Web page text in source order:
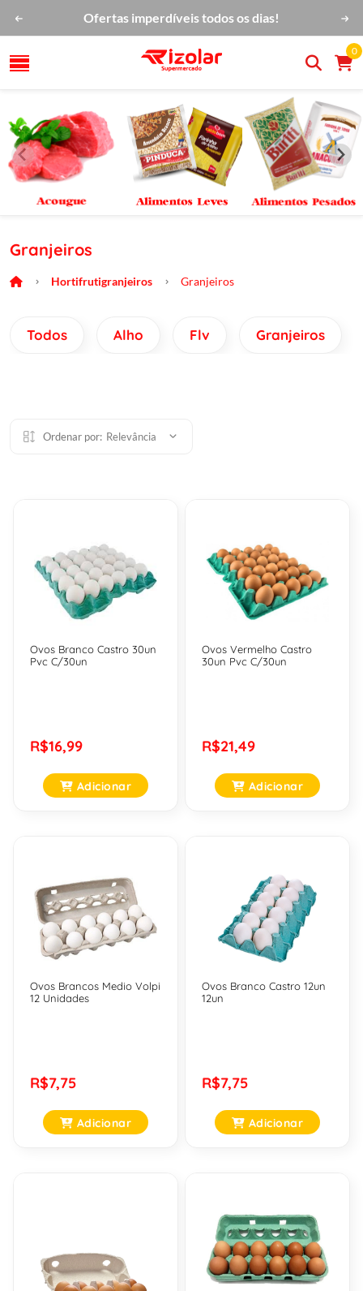
Ofertas imperdíveis todos os dias!
0
Granjeiros
Hortifrutigranjeiros Granjeiros
Todos Alho Flv Granjeiros
Ordenar por: Relevância
Ovos Branco Castro 30un
Pvc C/30un
R$16,99
Adicionar
Ovos Vermelho Castro
30un Pvc C/30un
R$21,49
Adicionar
Ovos Brancos Medio Volpi
12 Unidades
R$7,75
Adicionar
Ovos Branco Castro 12un
12un
R$7,75
Adicionar